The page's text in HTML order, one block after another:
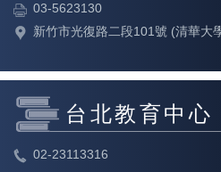
03-5623130
新竹市光復路二段101號 (清華大
台北教育中心
02-23113316